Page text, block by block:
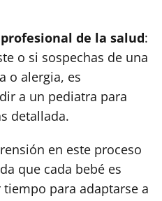
de la salud:
o si sospechas de una
o alergia, es
a un pediatra para
detallada.
en este proceso
que cada bebé es
para adaptarse a